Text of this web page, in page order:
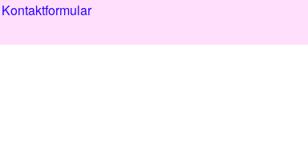
Kontaktformular